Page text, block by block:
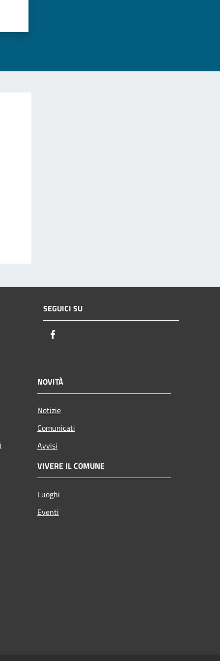
SEGUICI SU
NOVITÀ
Notizie
Comunicati
Avvisi
VIVERE IL COMUNE
Luoghi
Eventi